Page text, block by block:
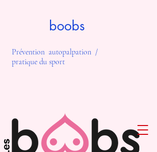
boobs
Prévention autopalpation /
pratique du sport